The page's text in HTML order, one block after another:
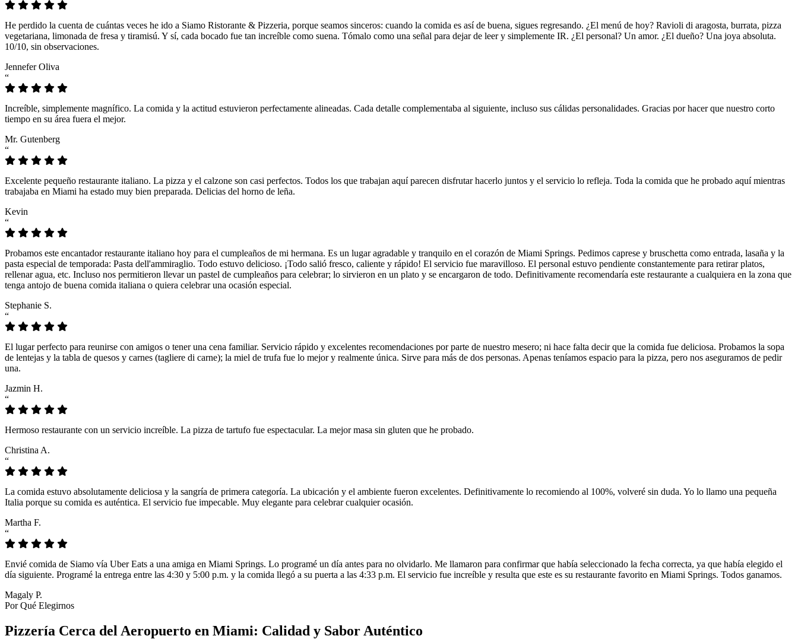
He perdido la cuenta de cuántas veces he ido a Siamo Ristorante & Pizzeria, porque seamos sinceros: cuando la comida es así de buena, sigues regresando. ¿El menú de hoy? Ravioli di aragosta, burrata, pizza
vegetariana, limonada de fresa y tiramisú. Y sí, cada bocado fue tan increíble como suena. Tómalo como una señal para dejar de leer y simplemente IR. ¿El personal? Un amor. ¿El dueño? Una joya absoluta.
10/10, sin observaciones.
Jennefer Oliva
“
Increíble, simplemente magnífico. La comida y la actitud estuvieron perfectamente alineadas. Cada detalle complementaba al siguiente, incluso sus cálidas personalidades. Gracias por hacer que nuestro corto
tiempo en su área fuera el mejor.
Mr. Gutenberg
“
Excelente pequeño restaurante italiano. La pizza y el calzone son casi perfectos. Todos los que trabajan aquí parecen disfrutar hacerlo juntos y el servicio lo refleja. Toda la comida que he probado aquí mientras
trabajaba en Miami ha estado muy bien preparada. Delicias del horno de leña.
Kevin
“
Probamos este encantador restaurante italiano hoy para el cumpleaños de mi hermana. Es un lugar agradable y tranquilo en el corazón de Miami Springs. Pedimos caprese y bruschetta como entrada, lasaña y la
pasta especial de temporada: Pasta dell'ammiraglio. Todo estuvo delicioso. ¡Todo salió fresco, caliente y rápido! El servicio fue maravilloso. El personal estuvo pendiente constantemente para retirar platos,
rellenar agua, etc. Incluso nos permitieron llevar un pastel de cumpleaños para celebrar; lo sirvieron en un plato y se encargaron de todo. Definitivamente recomendaría este restaurante a cualquiera en la zona que
tenga antojo de buena comida italiana o quiera celebrar una ocasión especial.
Stephanie S.
“
El lugar perfecto para reunirse con amigos o tener una cena familiar. Servicio rápido y excelentes recomendaciones por parte de nuestro mesero; ni hace falta decir que la comida fue deliciosa. Probamos la sopa
de lentejas y la tabla de quesos y carnes (tagliere di carne); la miel de trufa fue lo mejor y realmente única. Sirve para más de dos personas. Apenas teníamos espacio para la pizza, pero nos aseguramos de pedir
una.
Jazmin H.
“
Hermoso restaurante con un servicio increíble. La pizza de tartufo fue espectacular. La mejor masa sin gluten que he probado.
Christina A.
“
La comida estuvo absolutamente deliciosa y la sangría de primera categoría. La ubicación y el ambiente fueron excelentes. Definitivamente lo recomiendo al 100%, volveré sin duda. Yo lo llamo una pequeña
Italia porque su comida es auténtica. El servicio fue impecable. Muy elegante para celebrar cualquier ocasión.
Martha F.
“
Envié comida de Siamo vía Uber Eats a una amiga en Miami Springs. Lo programé un día antes para no olvidarlo. Me llamaron para confirmar que había seleccionado la fecha correcta, ya que había elegido el
día siguiente. Programé la entrega entre las 4:30 y 5:00 p.m. y la comida llegó a su puerta a las 4:33 p.m. El servicio fue increíble y resulta que este es su restaurante favorito en Miami Springs. Todos ganamos.
Magaly P.
Por Qué Elegirnos
Pizzería Cerca del Aeropuerto en Miami: Calidad y Sabor Auténtico